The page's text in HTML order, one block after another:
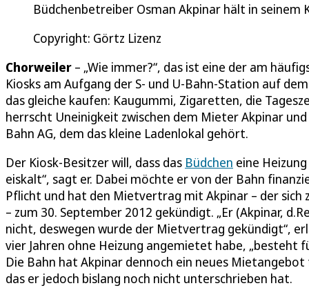
Büdchenbetreiber Osman Akpinar hält in seinem
Copyright: Görtz Lizenz
Chorweiler – „Wie immer?“, das ist eine der am
Kiosks am Aufgang der S- und U-Bahn-Station auf
das gleiche kaufen: Kaugummi, Zigaretten, die
herrscht Uneinigkeit zwischen dem Mieter Akpinar
Bahn AG, dem das kleine Ladenlokal gehört.
Der Kiosk-Besitzer will, dass das Büdchen eine
eiskalt“, sagt er. Dabei möchte er von der Bahn
Pflicht und hat den Mietvertrag mit Akpinar – der sich
– zum 30. September 2012 gekündigt. „Er (Akpinar,
nicht, deswegen wurde der Mietvertrag gekündigt“,
vier Jahren ohne Heizung angemietet habe, „besteht
Die Bahn hat Akpinar dennoch ein neues
das er jedoch bislang noch nicht unterschrieben hat.